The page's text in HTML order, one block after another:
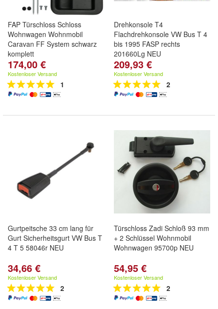
FAP Türschloss Schloss
Wohnwagen Wohnmobil
Caravan FF System schwarz
komplett
174,00 €
Kostenloser Versand
1
Drehkonsole T4
Flachdrehkonsole VW Bus T 4
bis 1995 FASP rechts
201660Lg NEU
209,93 €
Kostenloser Versand
2
Gurtpeitsche 33 cm lang für
Gurt Sicherheitsgurt VW Bus T
4 T 5 58046r NEU
34,66 €
Kostenloser Versand
2
Türschloss Zadi Schloß 93 mm
+ 2 Schlüssel Wohnmobil
Wohnwagen 95700p NEU
54,95 €
Kostenloser Versand
2